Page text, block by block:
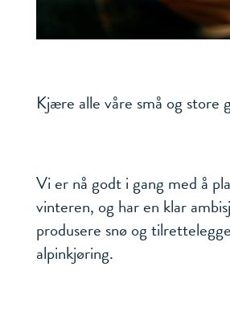
Kjære alle våre små og store
Vi er nå godt i gang med å
vinteren, og har en klar
produsere snø og
alpinkjøring.